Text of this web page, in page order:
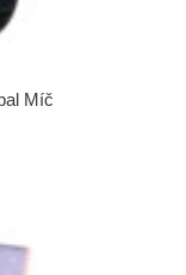
Míč